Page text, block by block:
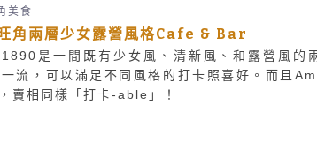
美食
兩層少女露營風格Cafe & Bar
是一間既有少女風、清新風、和露營風的
流，可以滿足不同風格的打卡照喜好。而且
賣相同樣「打卡-able」！